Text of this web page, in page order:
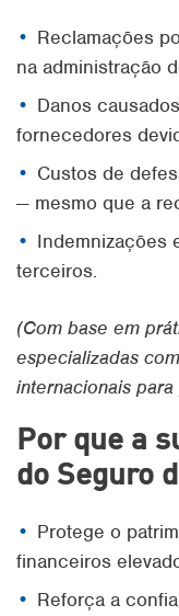
Reclamações
na administração
Danos
fornecedores
Custos de
— mesmo que a
Indemnizações
terceiros.
(Com base em
especializadas
internacionais
Por que a
do Seguro
Protege o
financeiros
Reforça a